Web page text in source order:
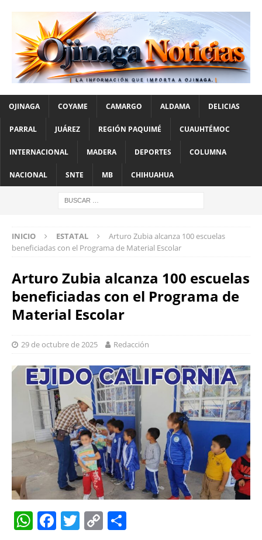
OJINAGA COYAME CAMARGO ALDAMA DELICIAS
PARRAL JUÁREZ REGIÓN PAQUIMÉ CUAUHTÉMOC
INTERNACIONAL MADERA DEPORTES COLUMNA
NACIONAL SNTE MB CHIHUAHUA
INICIO ESTATAL
Arturo Zubia alcanza 100 escuelas
beneficiadas con el Programa de Material Escolar
Arturo Zubia alcanza 100 escuelas
beneficiadas con el Programa de
Material Escolar
29 de octubre de 2025 Redacción
W F T C